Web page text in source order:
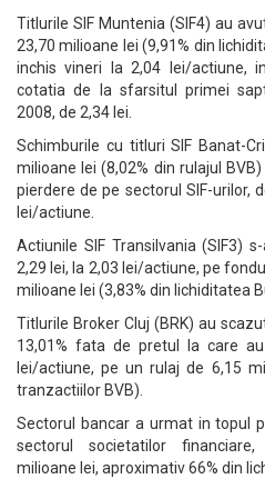
Titlurile SIF Muntenia (SIF4) au
23,70 milioane lei (9,91% din
inchis vineri la 2,04 lei/actiune,
cotatia de la sfarsitul primei
2008, de 2,34 lei.
Schimburile cu titluri SIF Banat-
milioane lei (8,02% din rulajul
pierdere de pe sectorul SIF-urilor,
lei/actiune.
Actiunile SIF Transilvania (SIF3)
2,29 lei, la 2,03 lei/actiune, pe
milioane lei (3,83% din lichiditatea
Titlurile Broker Cluj (BRK) au
13,01% fata de pretul la care
lei/actiune, pe un rulaj de 6,15
tranzactiilor BVB).
Sectorul bancar a urmat in topul
sectorul societatilor
milioane lei, aproximativ 66% din